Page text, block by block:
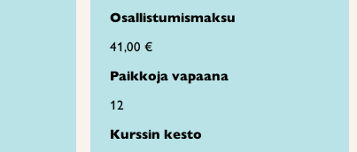
Osallistumismaksu
41,00 €
Paikkoja vapaana
12
Kurssin kesto